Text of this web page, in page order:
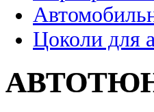
Цоколи для